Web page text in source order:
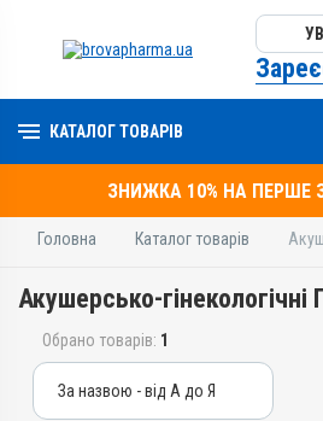
КАТАЛОГ ТОВАРІВ
ЗНИЖКА 10% НА ПЕРШЕ
Головна Каталог товарів
Акушерсько-гінекологічні
Обрано товарів: 1
За назвою - від А до Я